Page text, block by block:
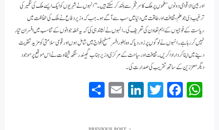
اور بین الاقوامی دونوں سطحوں پر ملک کا سر فخر سے بلند کر سکتے ہیں۔’’انہوں نے شہریوں کو ایک ایسے ملک کی تعمیر کی
ترغیب دی جو علم ، ثقافت اور طاقت میں دنیا میں سب سے آگے ہو ۔جب کہ وزیر دفاع نے ملک کی حفاظت میں
ریاست کے فوجیوں کے اہم تعاون کی تعریف کی۔ انہوں نے نشاندہی کی کہ یہ خطہ جوانوں کے تناسب میں افسران تیار
نہیں کر رہا ہے ۔ انہوں نے لوگوں پر زور دیا کہ وہ بطور افسر مسلح افواج میں شامل ہوں اور قومی سلامتی کو مزید تقویت
دینے میں اپنا کردار ادا کریں۔ثقافت اور سیاحت کے مرکزی وزیر جناب گجیندر سنگھ شیخاوت نے اس موقع پر موجود
دیگر معززین کے ساتھ تقریب کی صدارت کی ۔
W
ha
Fa
ce
T
wi
Li
nk
E
m